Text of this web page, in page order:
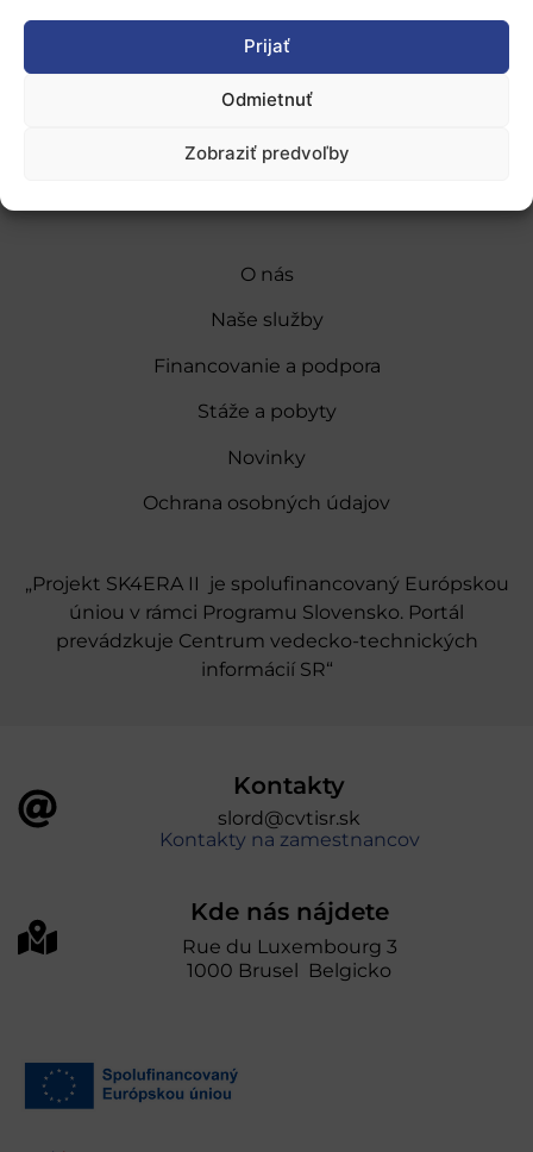
Prijať
Odmietnuť
Zobraziť predvoľby
Predbežný program podujatia nájdete
Pridať do Google Kalendára
O nás
Naše služby
Financovanie a podpora
Stáže a pobyty
Novinky
Ochrana osobných údajov
„Projekt SK4ERA II je spolufinancovaný Európskou
úniou v rámci Programu Slovensko. Portál
prevádzkuje Centrum vedecko-technických
informácií SR“
Kontakty
slord@cvtisr.sk
Kontakty na zamestnancov
Kde nás nájdete
Rue du Luxembourg 3
1000 Brusel Belgicko